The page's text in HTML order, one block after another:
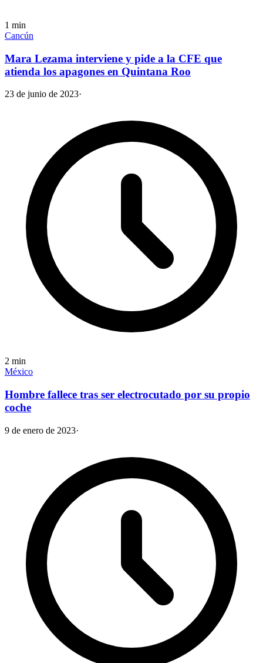
1 min
Cancún
Mara Lezama interviene y pide a la CFE que
atienda los apagones en Quintana Roo
23 de junio de 2023·
2 min
México
Hombre fallece tras ser electrocutado por su propio
coche
9 de enero de 2023·